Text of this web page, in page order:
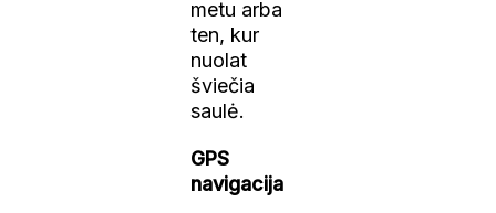
metu arba
ten, kur
nuolat
šviečia
saulė.
GPS
navigacija